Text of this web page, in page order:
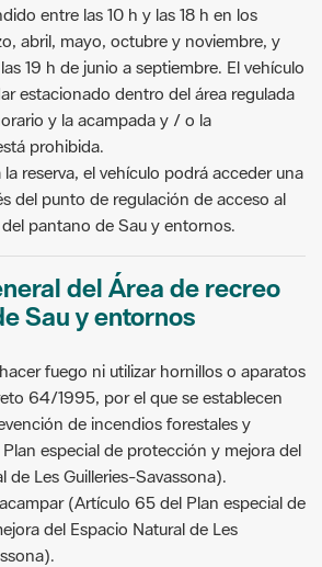
entre las 10 h y las 18 h en los
abril, mayo, octubre y noviembre, y
19 h de junio a septiembre. El vehículo
estacionado dentro del área regulada
y la acampada y / o la
prohibida.
reserva, el vehículo podrá acceder una
del punto de regulación de acceso al
pantano de Sau y entornos.
del Área de recreo
Sau y entornos
fuego ni utilizar hornillos o aparatos
64/1995, por el que se establecen
de incendios forestales y
especial de protección y mejora del
de Les Guilleries-Savassona).
(Artículo 65 del Plan especial de
del Espacio Natural de Les